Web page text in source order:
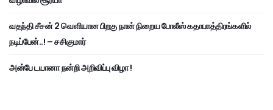
வதந்தி சீசன் 2 வெளியான பிறகு நான் நிறைய போலீஸ் கதாபாத்திரங்களில்
நடிப்பேன்..! – சசிகுமார்
அன்பே டயானா நன்றி அறிவிப்பு விழா !